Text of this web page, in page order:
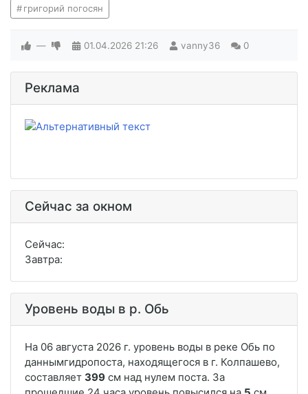
григорий погосян
— 01.04.2026 21:26 vanny36 0
Реклама
Сейчас за окном
Сейчас:
Завтра:
Уровень воды в р. Обь